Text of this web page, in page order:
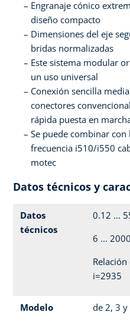
Engranaje cónico
diseño compacto
Dimensiones del eje
bridas normalizadas
Este sistema modular
un uso universal
Conexión sencilla
conectores
rápida puesta en
Se puede combinar
frecuencia i510/i550
motec
Datos técnicos y
Datos
técnicos
0.12 ...
6 ...
i=2935
Modelo de 2, 3 y